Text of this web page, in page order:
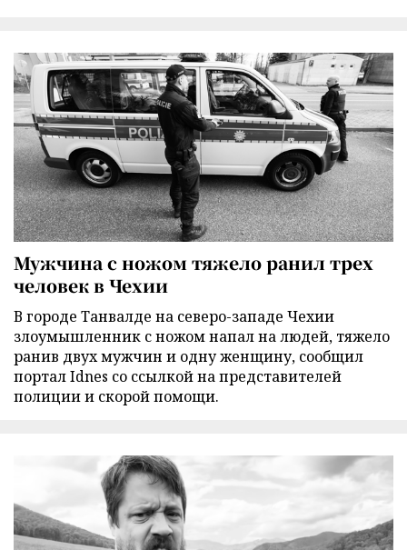
Мужчина с ножом тяжело ранил трех
человек в Чехии
В городе Танвалде на северо-западе Чехии
злоумышленник с ножом напал на людей, тяжело
ранив двух мужчин и одну женщину, сообщил
портал Idnes со ссылкой на представителей
полиции и скорой помощи.